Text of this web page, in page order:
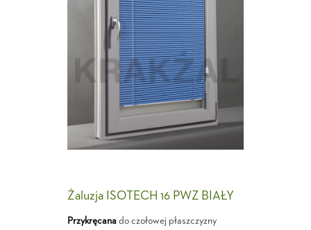
Żaluzja ISOTECH 16 PWZ BIAŁY
Przykręcanado czołowej płaszczyzny